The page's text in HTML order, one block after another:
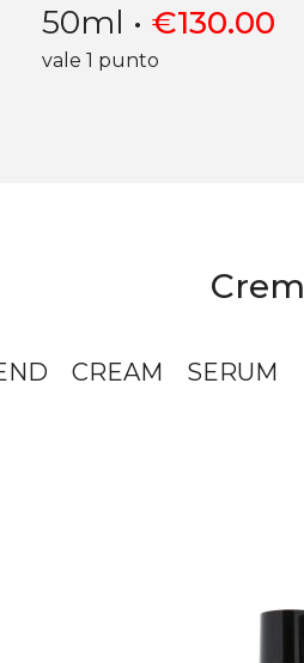
50ml • €130.00
vale 1 punto
CREAM SERUM